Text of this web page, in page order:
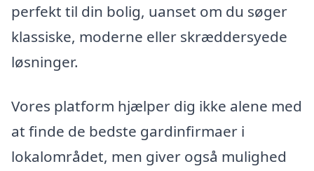
perfekt til din bolig, uanset om du søger
klassiske, moderne eller skræddersyede
løsninger.
Vores platform hjælper dig ikke alene med
at finde de bedste gardinfirmaer i
lokalområdet, men giver også mulighed